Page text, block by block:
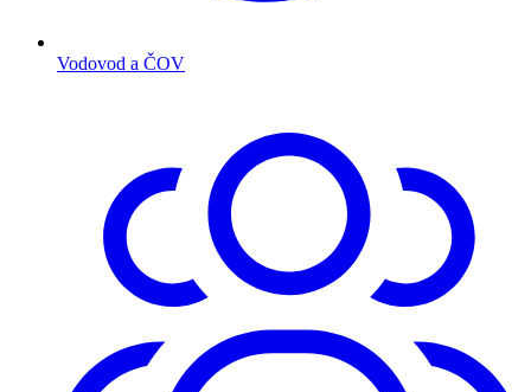
Vodovod a ČOV